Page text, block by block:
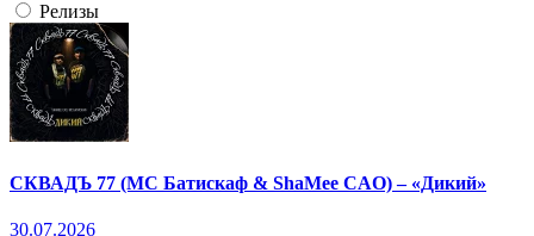
Релизы
СКВАДЪ 77 (МС Батискаф & ShaMee CAO) – «Дикий»
30.07.2026